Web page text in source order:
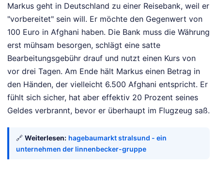
Markus geht in Deutschland zu einer Reisebank, weil er
"vorbereitet" sein will. Er möchte den Gegenwert von
100 Euro in Afghani haben. Die Bank muss die Währung
erst mühsam besorgen, schlägt eine satte
Bearbeitungsgebühr drauf und nutzt einen Kurs von
vor drei Tagen. Am Ende hält Markus einen Betrag in
den Händen, der vielleicht 6.500 Afghani entspricht. Er
fühlt sich sicher, hat aber effektiv 20 Prozent seines
Geldes verbrannt, bevor er überhaupt im Flugzeug saß.
🔗 Weiterlesen: hagebaumarkt stralsund - ein
unternehmen der linnenbecker-gruppe